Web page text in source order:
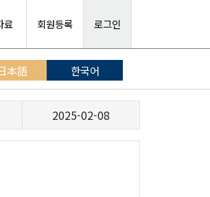
료 회원등록 로그인
本語 한국어
2025-02-08